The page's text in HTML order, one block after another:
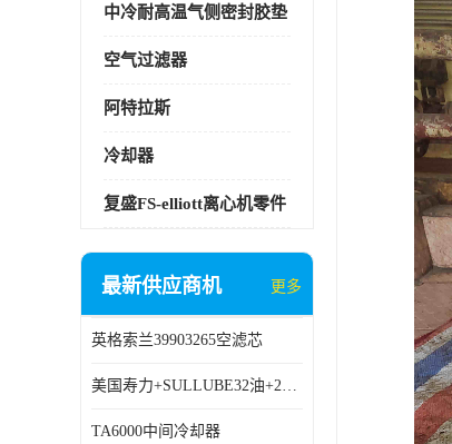
中冷耐高温气侧密封胶垫
空气过滤器
阿特拉斯
冷却器
复盛FS-elliott离心机零件
最新供应商机 更多
英格索兰39903265空滤芯
美国寿力+SULLUBE32油+250022-669
TA6000中间冷却器